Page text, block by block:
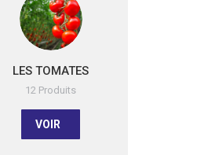
LES TOMATES
12 Produits
VOIR